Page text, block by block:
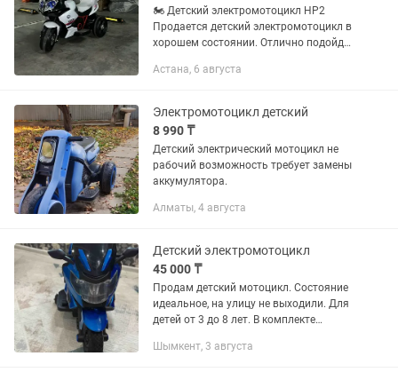
🏍️ Детский электромотоцикл HP2
Продается детский электромотоцикл в
хорошем состоянии. Отлично подойдет
Пульт управления в комплекте ✅
Астана, 6 августа
Электромотоцикл детский
8 990 ₸
Детский электрический мотоцикл не
рабочий возможность требует замены
аккумулятора.
Алматы, 4 августа
Детский электромотоцикл
45 000 ₸
Продам детский мотоцикл. Состояние
идеальное, на улицу не выходили. Для
детей от 3 до 8 лет. В комплекте
задний ход, переключается путем
Шымкент, 3 августа